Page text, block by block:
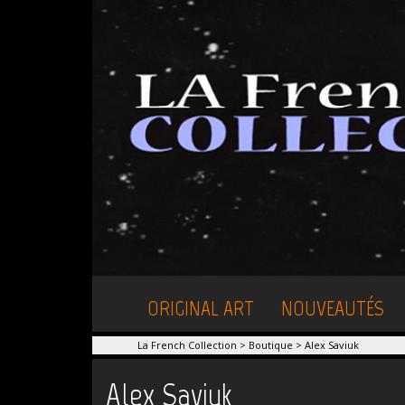
ORIGINAL ART NOUVEAUTÉS
La French Collection > Boutique > Alex Saviuk
Alex Saviuk